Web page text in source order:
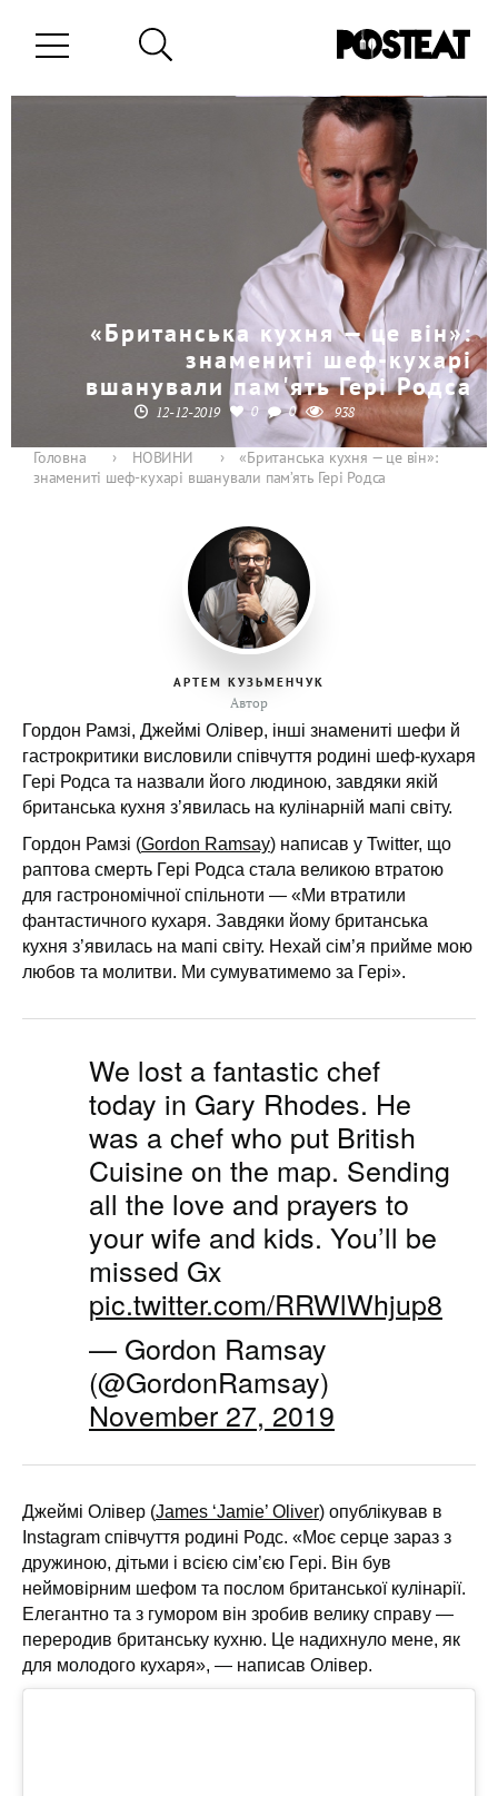
«Британська кухня — це він»:
знамениті шеф-кухарі
вшанували пам'ять Гері Родса
12-12-2019 0 0 938
Головна › НОВИНИ ›
«Британська кухня — це він»:
знамениті шеф-кухарі вшанували пам’ять Гері Родса
АРТЕМ КУЗЬМЕНЧУК
Автор
Гордон Рамзі, Джеймі Олівер, інші знамениті шефи й
гастрокритики висловили співчуття родині шеф-кухаря
Гері Родса та назвали його людиною, завдяки якій
британська кухня з’явилась на кулінарній мапі світу.
Гордон Рамзі (Gordon Ramsay) написав у Twitter, що
раптова смерть Гері Родса стала великою втратою
для гастрономічної спільноти — «Ми втратили
фантастичного кухаря. Завдяки йому британська
кухня з’явилась на мапі світу. Нехай сім’я прийме мою
любов та молитви. Ми сумуватимемо за Гері».
We lost a fantastic chef
today in Gary Rhodes. He
was a chef who put British
Cuisine on the map. Sending
all the love and prayers to
your wife and kids. You’ll be
missed Gx
pic.twitter.com/RRWlWhjup8
— Gordon Ramsay
(@GordonRamsay)
November 27, 2019
Джеймі Олівер (James ‘Jamie’ Oliver) опублікував в
Instagram співчуття родині Родс. «Моє серце зараз з
дружиною, дітьми і всією сім’єю Гері. Він був
неймовірним шефом та послом британської кулінарії.
Елегантно та з гумором він зробив велику справу —
переродив британську кухню. Це надихнуло мене, як
для молодого кухаря», — написав Олівер.